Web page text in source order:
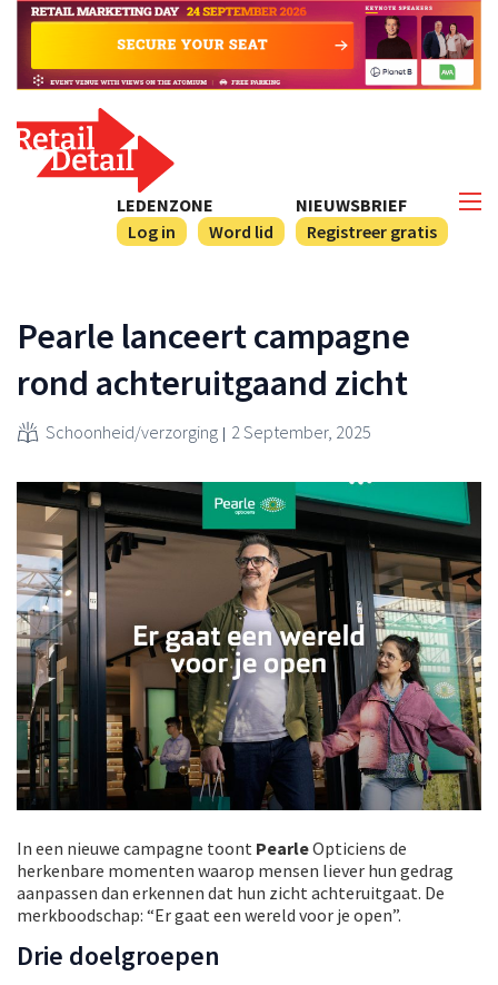
NIEUWSBRIEF
Registreer gratis
LEDENZONE
Log in
Word lid
Pearle lanceert campagne
rond achteruitgaand zicht
Schoonheid/verzorging 2 September, 2025
In een nieuwe campagne toont PearleOpticiens de
herkenbare momenten waarop mensen liever hun gedrag
aanpassen dan erkennen dat hun zicht achteruitgaat. De
merkboodschap: “Er gaat een wereld voor je open”.
Drie doelgroepen